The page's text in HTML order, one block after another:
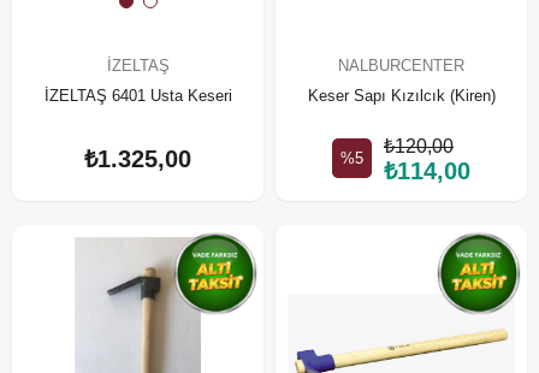
İZELTAŞ
İZELTAŞ 6401 Usta Keseri
₺1.325,00
NALBURCENTER
Keser Sapı Kızılcık (Kiren)
%5 ₺114,00
₺120,00